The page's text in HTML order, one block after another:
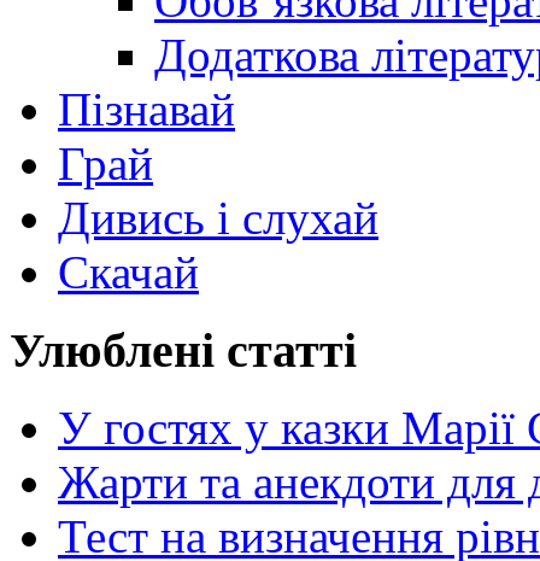
Додаткова
Пізнавай
Грай
Дивись і слухай
Скачай
Улюблені статті
У гостях у казки
Жарти та анекдоти для
Тест на визначення